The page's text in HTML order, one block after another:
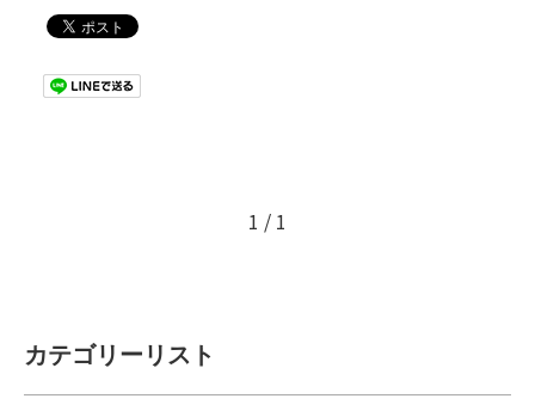
1 / 1
カテゴリーリスト